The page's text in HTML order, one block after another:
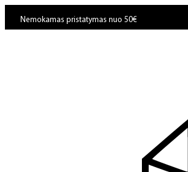
Nemokamas pristatymas nuo 50€